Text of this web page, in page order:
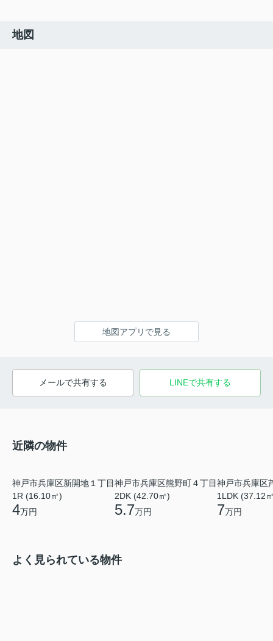
地図
地図アプリで見る
メールで共有する LINEで共有する
近隣の物件
神戸市兵庫区新開地１丁目
1R (16.10㎡)
4万円
神戸市兵庫区熊野町４丁目
2DK (42.70㎡)
5.7万円
神戸市兵庫区
1LDK (37.12
7万円
よく見られている物件